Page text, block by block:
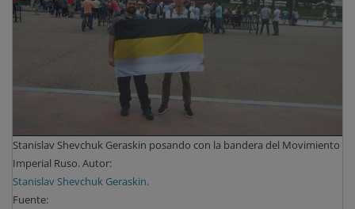
Stanislav Shevchuk Geraskin posando con la bandera del Movimiento
Imperial Ruso. Autor:
Stanislav Shevchuk Geraskin.
Fuente: